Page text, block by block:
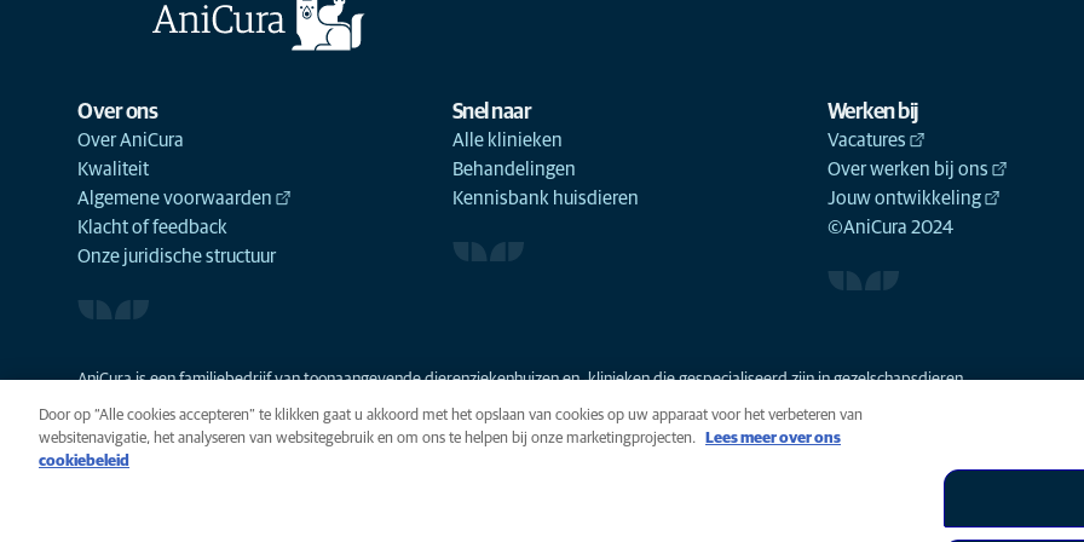
Over ons
Over AniCura
Kwaliteit
Algemene voorwaarden
Klacht of feedback
Onze juridische structuur
Snel naar
Alle klinieken
Behandelingen
Kennisbank huisdieren
Werken bij
Vacatures
Over werken bij ons
Jouw ontwikkeling
©AniCura 2024
AniCura is een familiebedrijf van toonaangevende dierenziekenhuizen en -klinieken die gespecialiseerd zijn in gezelschapsdieren.
AniCura
Door op “Alle cookies accepteren” te klikken gaat u akkoord met het opslaan van cookies op uw apparaat voor het verbeteren van
websitenavigatie, het analyseren van websitegebruik en om ons te helpen bij onze marketingprojecten.
Lees meer over ons
cookiebeleid